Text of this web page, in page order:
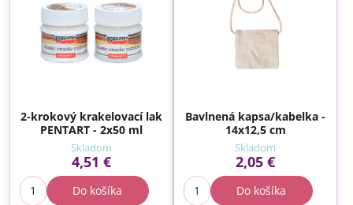
2-krokový krakelovací lak
PENTART - 2x50 ml
Skladom
4,51 €
Do košíka
Bavlnená kapsa/kabelka -
14x12,5 cm
Skladom
2,05 €
Do košíka